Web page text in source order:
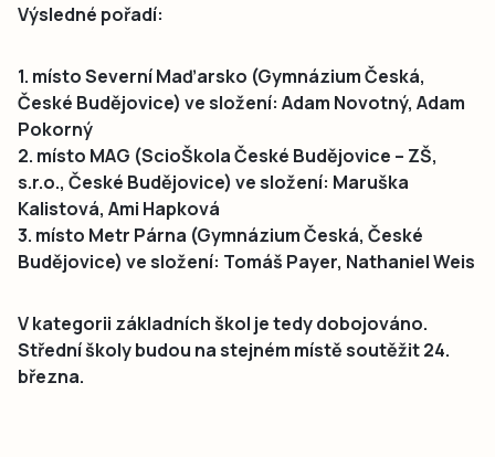
Výsledné pořadí:
1. místo Severní Maďarsko (Gymnázium Česká,
České Budějovice) ve složení: Adam Novotný, Adam
Pokorný
2. místo MAG (ScioŠkola České Budějovice – ZŠ,
s.r.o., České Budějovice) ve složení: Maruška
Kalistová, Ami Hapková
3. místo Metr Párna (Gymnázium Česká, České
Budějovice) ve složení: Tomáš Payer, Nathaniel Weis
V kategorii základních škol je tedy dobojováno.
Střední školy budou na stejném místě soutěžit 24.
března.